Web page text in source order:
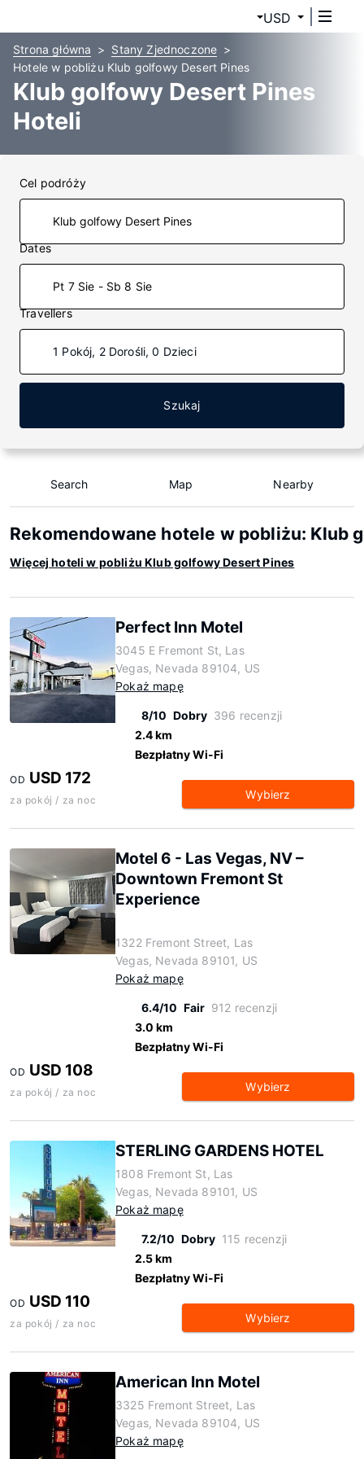
USD
Strona główna
Stany Zjednoczone
Hotele w pobliżu Klub golfowy Desert Pines
Klub golfowy Desert Pines
Hoteli
Cel podróży
Dates
Pt 7 Sie - Sb 8 Sie
Travellers
1 Pokój, 2 Dorośli, 0 Dzieci
Szukaj
Search Map Nearby
Rekomendowane hotele w pobliżu: Klub
Więcej hoteli w pobliżu Klub golfowy Desert Pines
Perfect Inn Motel
3045 E Fremont St, Las
Vegas, Nevada 89104, US
Pokaż mapę
8/10 Dobry 396 recenzji
2.4 km
Bezpłatny Wi-Fi
OD USD 172
za pokój / za noc Wybierz
Motel 6 - Las Vegas, NV –
Downtown Fremont St
Experience
1322 Fremont Street, Las
Vegas, Nevada 89101, US
Pokaż mapę
6.4/10 Fair 912 recenzji
3.0 km
Bezpłatny Wi-Fi
OD USD 108
za pokój / za noc Wybierz
STERLING GARDENS HOTEL
1808 Fremont St, Las
Vegas, Nevada 89101, US
Pokaż mapę
7.2/10 Dobry 115 recenzji
2.5 km
Bezpłatny Wi-Fi
OD USD 110
za pokój / za noc Wybierz
American Inn Motel
3325 Fremont Street, Las
Vegas, Nevada 89104, US
Pokaż mapę